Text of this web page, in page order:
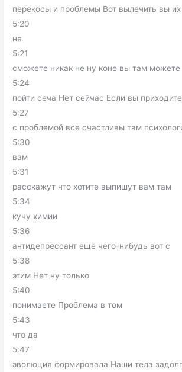
перекосы и проблемы Вот вылечить вы их
5:20
не
5:21
сможете никак не ну коне вы там можете
5:24
пойти сеча Нет сейчас Если вы приходите
5:27
с проблемой все счастливы там
5:30
вам
5:31
расскажут что хотите выпишут вам там
5:34
кучу химии
5:36
антидепрессант ещё чего-нибудь вот с
5:38
этим Нет ну только
5:40
понимаете Проблема в том
5:43
что да
5:47
эволюция формировала Наши тела